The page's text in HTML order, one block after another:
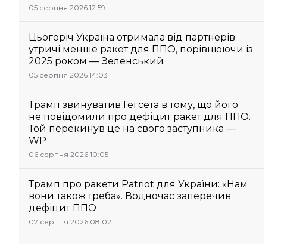
05 серпня 2026 12:59
Цьогоріч Україна отримала від партнерів
утричі менше ракет для ППО, порівнюючи із
2025 роком — Зеленський
05 серпня 2026 14:03
Трамп звинуватив Гегсета в тому, що його
не повідомили про дефіцит ракет для ППО.
Той перекинув це на свого заступника —
WP
06 серпня 2026 10:05
Трамп про ракети Patriot для України: «Нам
вони також треба». Водночас заперечив
дефіцит ППО
07 серпня 2026 08:02